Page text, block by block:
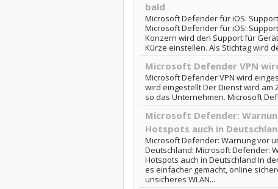
bald
Microsoft Defender für iOS:
Microsoft Defender für iOS:
Konzern wird den Support für
Kürze einstellen. Als Stichtag wird
Microsoft Defender VPN
Microsoft Defender VPN wird
wird eingestellt Der Dienst wird am
so das Unternehmen. Microsoft
Microsoft Defender:
Hotspots auch in
Microsoft Defender: Warnung vor
Deutschland: Microsoft Defender:
Hotspots auch in Deutschland In
es einfacher gemacht, online
unsicheres WLAN...